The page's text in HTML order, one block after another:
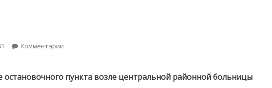
Комментарии
так:
раскопали
остановочного пункта возле центральной районной больницы